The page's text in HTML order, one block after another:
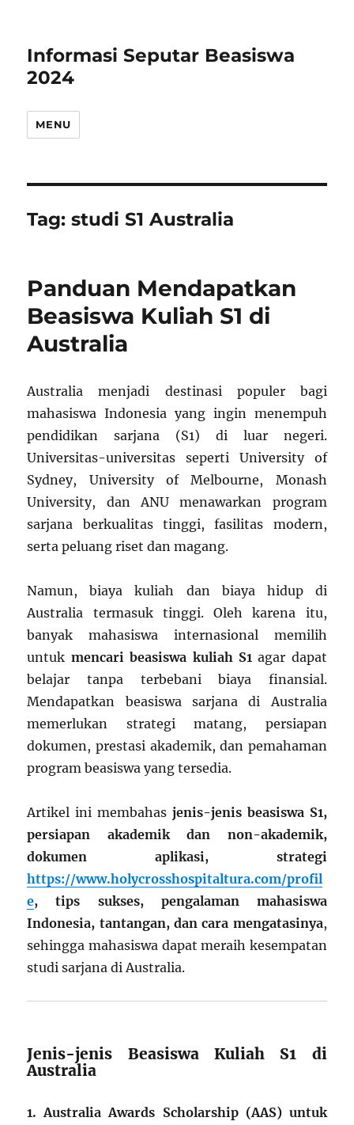
Informasi Seputar Beasiswa
2024
MENU
Tag:studi S1 Australia
Panduan Mendapatkan
Beasiswa Kuliah S1 di
Australia
Australia menjadi destinasi populer bagi
mahasiswa Indonesia yang ingin menempuh
pendidikan sarjana (S1) di luar negeri.
Universitas-universitas seperti University of
Sydney, University of Melbourne, Monash
University, dan ANU menawarkan program
sarjana berkualitas tinggi, fasilitas modern,
serta peluang riset dan magang.
Namun, biaya kuliah dan biaya hidup di
Australia termasuk tinggi. Oleh karena itu,
banyak mahasiswa internasional memilih
untuk mencari beasiswa kuliah S1agar dapat
belajar tanpa terbebani biaya finansial.
Mendapatkan beasiswa sarjana di Australia
memerlukan strategi matang, persiapan
dokumen, prestasi akademik, dan pemahaman
program beasiswa yang tersedia.
Artikel ini membahas jenis-jenis beasiswa S1,
persiapan akademik dan non-akademik,
dokumen aplikasi, strategi
https://www.holycrosshospitaltura.com/profil
e, tips sukses, pengalaman mahasiswa
Indonesia, tantangan, dan cara mengatasinya,
sehingga mahasiswa dapat meraih kesempatan
studi sarjana di Australia.
Jenis-jenis Beasiswa Kuliah S1 di
Australia
1. Australia Awards Scholarship (AAS) untuk